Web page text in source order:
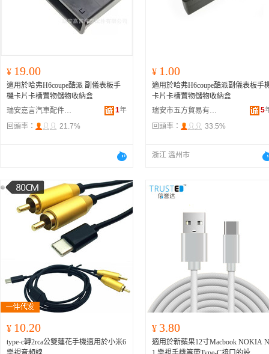
¥ 19.00
適用於哈弗H6coupe酷派 副儀表板手
機卡片卡槽置物儲物收納盒
瑞安嘉言汽車配件有限公司
1年
回頭率：
21.7%
¥ 1.00
適用於哈弗H6coupe酷派副儀表板手
卡片卡槽置物儲物收納盒
瑞安市五方貿易有限公司
5
回頭率：
33.5%
浙江 溫州市
¥ 10.20
type-c轉2rca公雙蓮花手機適用於小米6
¥ 3.80
適用於新蘋果12寸Macbook NOKIA N